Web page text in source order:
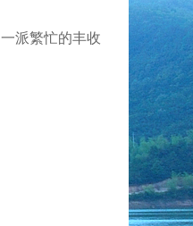
派繁忙的丰收